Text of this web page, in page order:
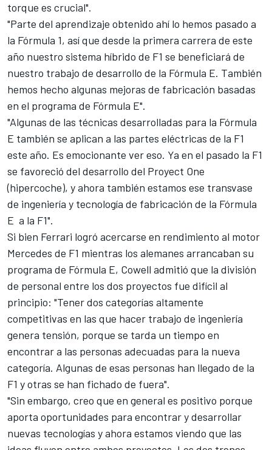
torque es crucial".
"Parte del aprendizaje obtenido ahí lo hemos pasado a
la Fórmula 1, así que desde la primera carrera de este
año nuestro sistema híbrido de F1 se beneficiará de
nuestro trabajo de desarrollo de la Fórmula E. También
hemos hecho algunas mejoras de fabricación basadas
en el programa de Fórmula E".
"Algunas de las técnicas desarrolladas para la Fórmula
E también se aplican a las partes eléctricas de la F1
este año. Es emocionante ver eso. Ya en el pasado la F1
se favoreció del desarrollo del Proyect One
(hipercoche), y ahora también estamos ese transvase
de ingeniería y tecnología de fabricación de la Fórmula
E a la F1".
Si bien Ferrari logró acercarse en rendimiento al motor
Mercedes de F1 mientras los alemanes arrancaban su
programa de Fórmula E, Cowell admitió que la división
de personal entre los dos proyectos fue difícil al
principio: "Tener dos categorías altamente
competitivas en las que hacer trabajo de ingeniería
genera tensión, porque se tarda un tiempo en
encontrar a las personas adecuadas para la nueva
categoría. Algunas de esas personas han llegado de la
F1 y otras se han fichado de fuera".
"Sin embargo, creo que en general es positivo porque
aporta oportunidades para encontrar y desarrollar
nuevas tecnologías y ahora estamos viendo que las